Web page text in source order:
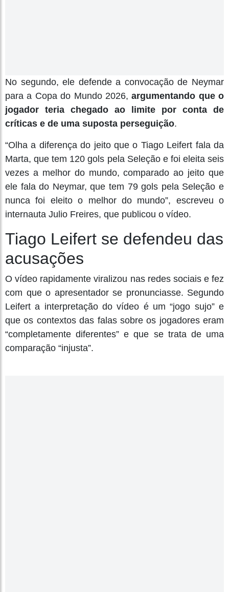
No segundo, ele defende a convocação de Neymar
para a Copa do Mundo 2026,argumentando que o
jogador teria chegado ao limite por conta de
críticas e de uma suposta perseguição.
“Olha a diferença do jeito que o Tiago Leifert fala da
Marta, que tem 120 gols pela Seleção e foi eleita seis
vezes a melhor do mundo, comparado ao jeito que
ele fala do Neymar, que tem 79 gols pela Seleção e
nunca foi eleito o melhor do mundo”, escreveu o
internauta Julio Freires, que publicou o vídeo.
Tiago Leifert se defendeu das
acusações
O vídeo rapidamente viralizou nas redes sociais e fez
com que o apresentador se pronunciasse. Segundo
Leifert a interpretação do vídeo é um “jogo sujo” e
que os contextos das falas sobre os jogadores eram
“completamente diferentes” e que se trata de uma
comparação “injusta”.